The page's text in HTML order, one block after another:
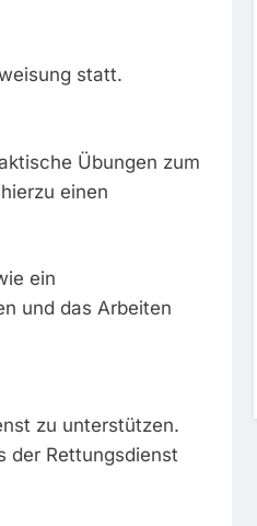
statt.
Übungen zum
einen
ein
und das Arbeiten
zu unterstützen.
der Rettungsdienst